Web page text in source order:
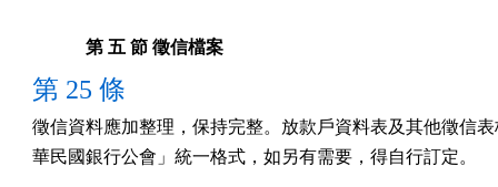
第 五 節 徵信檔案
第 25 條
徵信資料應加整理，保持完整。放款戶資料表及其他徵信
華民國銀行公會」統一格式，如另有需要，得自行訂定。